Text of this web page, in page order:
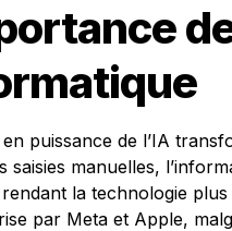
puissance de l’IA
saisies manuelles,
rendant la technologie
par Meta et Apple,